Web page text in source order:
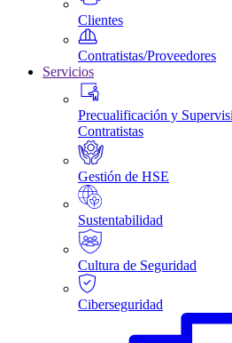
Clientes
Contratistas/Proveedores
Servicios
Precualificación y
Contratistas
Gestión de HSE
Sustentabilidad
Cultura de Seguridad
Ciberseguridad